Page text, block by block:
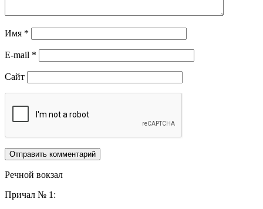
Имя *
E-mail *
Сайт
Речной вокзал
Причал № 1: